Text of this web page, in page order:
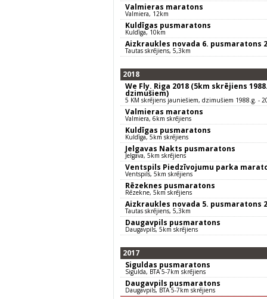
Valmieras maratons
Valmiera, 12km
Kuldīgas pusmaratons
Kuldīga, 10km
Aizkraukles novada 6. pusmaratons
Tautas skrējiens, 5,3km
2018
We Fly. Riga 2018 (5km skrējiens
dzimušiem)
5 KM skrējiens jauniešiem, dzimušiem 1988.g. -
Valmieras maratons
Valmiera, 6km skrējiens
Kuldīgas pusmaratons
Kuldīga, 5km skrējiens
Jelgavas Nakts pusmaratons
Jelgava, 5km skrējiens
Ventspils Piedzīvojumu parka
Ventspils, 5km skrējiens
Rēzeknes pusmaratons
Rēzekne, 5km skrējiens
Aizkraukles novada 5. pusmaratons
Tautas skrējiens, 5,3km
Daugavpils pusmaratons
Daugavpils, 5km skrējiens
2017
Siguldas pusmaratons
Sigulda, BTA 5-7km skrējiens
Daugavpils pusmaratons
Daugavpils, BTA 5-7km skrējiens